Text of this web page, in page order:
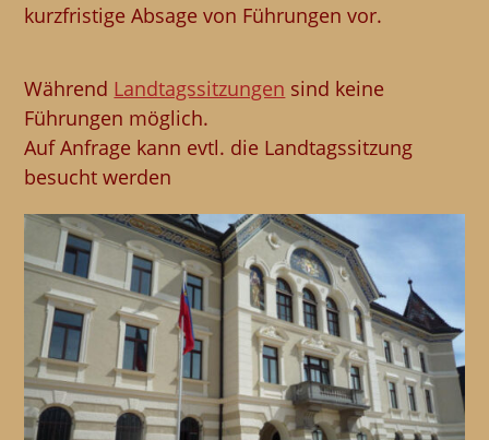
kurzfristige Absage von Führungen vor.
Während Landtagssitzungen sind keine
Führungen möglich.
Auf Anfrage kann evtl. die Landtagssitzung
besucht werden